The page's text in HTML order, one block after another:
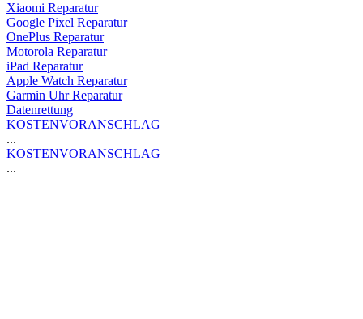
Xiaomi Reparatur
Google Pixel Reparatur
OnePlus Reparatur
Motorola Reparatur
iPad Reparatur
Apple Watch Reparatur
Garmin Uhr Reparatur
Datenrettung
KOSTENVORANSCHLAG
...
KOSTENVORANSCHLAG
...